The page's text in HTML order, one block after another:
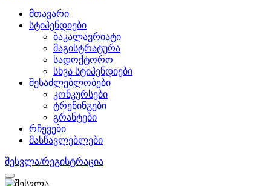
მთავარი
სტიპენდიები
ბაკალავრიატი
მაგისტრატურა
სადოქტორო
სხვა სტიპენდიები
შესაძლებლობები
კონკურსები
ტრენინგები
გრანტები
რჩევები
მასწავლებლები
შესვლა/რეგისტრაცია